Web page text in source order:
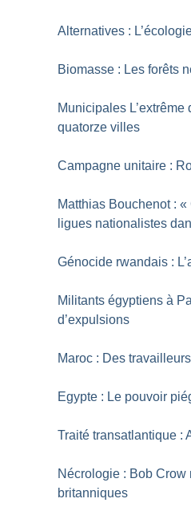
Alternatives :
Biomasse : Les forêts
Municipales
quatorze villes
Campagne unitaire :
Matthias Bouchenot : «
ligues nationalistes
Génocide rwandais :
Militants égyptiens à
d’expulsions
Maroc : Des
Egypte : Le pouvoir
Traité transatlantique :
Nécrologie : Bob
britanniques